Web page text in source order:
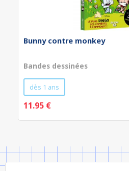
Bunny contre monkey
Bandes dessinées
dès 1 ans
11.95 €